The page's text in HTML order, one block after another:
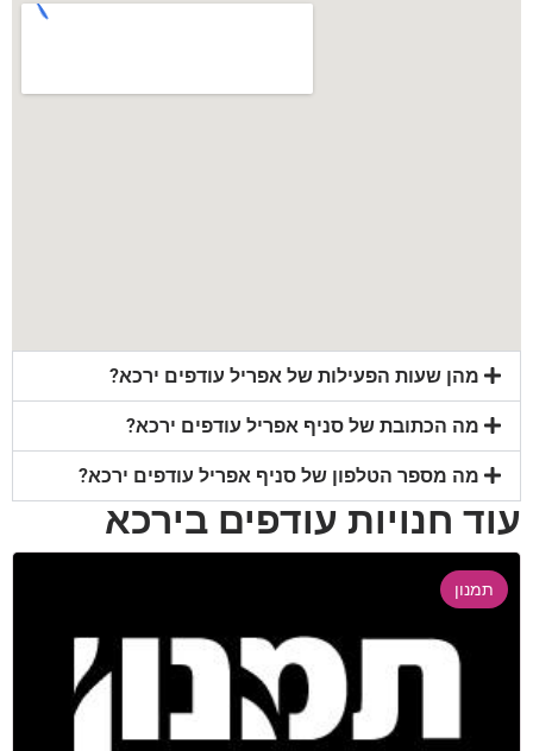
מהן שעות הפעילות של אפריל עודפים ירכא?
מה הכתובת של סניף אפריל עודפים ירכא?
מה מספר הטלפון של סניף אפריל עודפים ירכא?
עוד חנויות עודפים בירכא
תמנון